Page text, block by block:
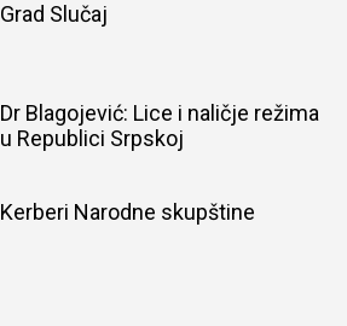
Grad Slučaj
Dr Blagojević: Lice i naličje režima
u Republici Srpskoj
Kerberi Narodne skupštine